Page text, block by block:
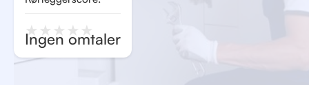
★ ★ ★ ★ ★
Ingen omtaler